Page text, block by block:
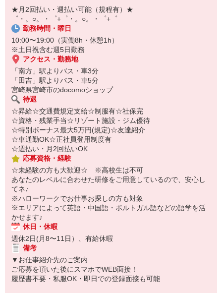
オンライン面談なのでスピード対応。
即日登録もOK♪
気になった方はお気軽にご相談ください！
★月2回払い・週払い可能（規程有）★
゜・。○。・゜+゜・。○。・゜+゜
勤務時間・曜日
10:00〜19:00（実働8h・休憩1h）
※土日祝含む週5日勤務
アクセス・勤務地
「南方」駅よりバス・車3分
「田吉」駅よりバス・車5分
宮崎県宮崎市のdocomoショップ
待遇
☆昇給☆交通費規定支給☆制服有☆社保完
☆資格・残業手当☆リゾート施設・ジム優待
☆特別ボーナス最大5万円(規定)☆友達紹介
☆車通勤OK☆正社員登用制度有
☆週払い・月2回払いOK
応募資格・経験
☆未経験の方も大歓迎☆ ※高校生は不可
あなたのレベルに合わせた研修をご用意しているので、安心し
てネ♪
※ハローワークでお仕事お探しの方も対象
※エリアによって英語・中国語・ポルトガル語などの語学を活
かせます♪
休日・休暇
週休2日(月8〜11日）、有給休暇
備考
▼お仕事紹介先のご案内
ご応募を頂いた後にスマホでWEB面接！
履歴書不要・私服OK・即日での登録面接も可能